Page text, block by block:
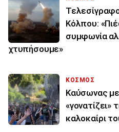
Κόλπου:
συμφωνία
χτυπήσουμε»
ΚΟΣΜΟΣ
Καύσωνας
«γονατίζει»
καλοκαίρι